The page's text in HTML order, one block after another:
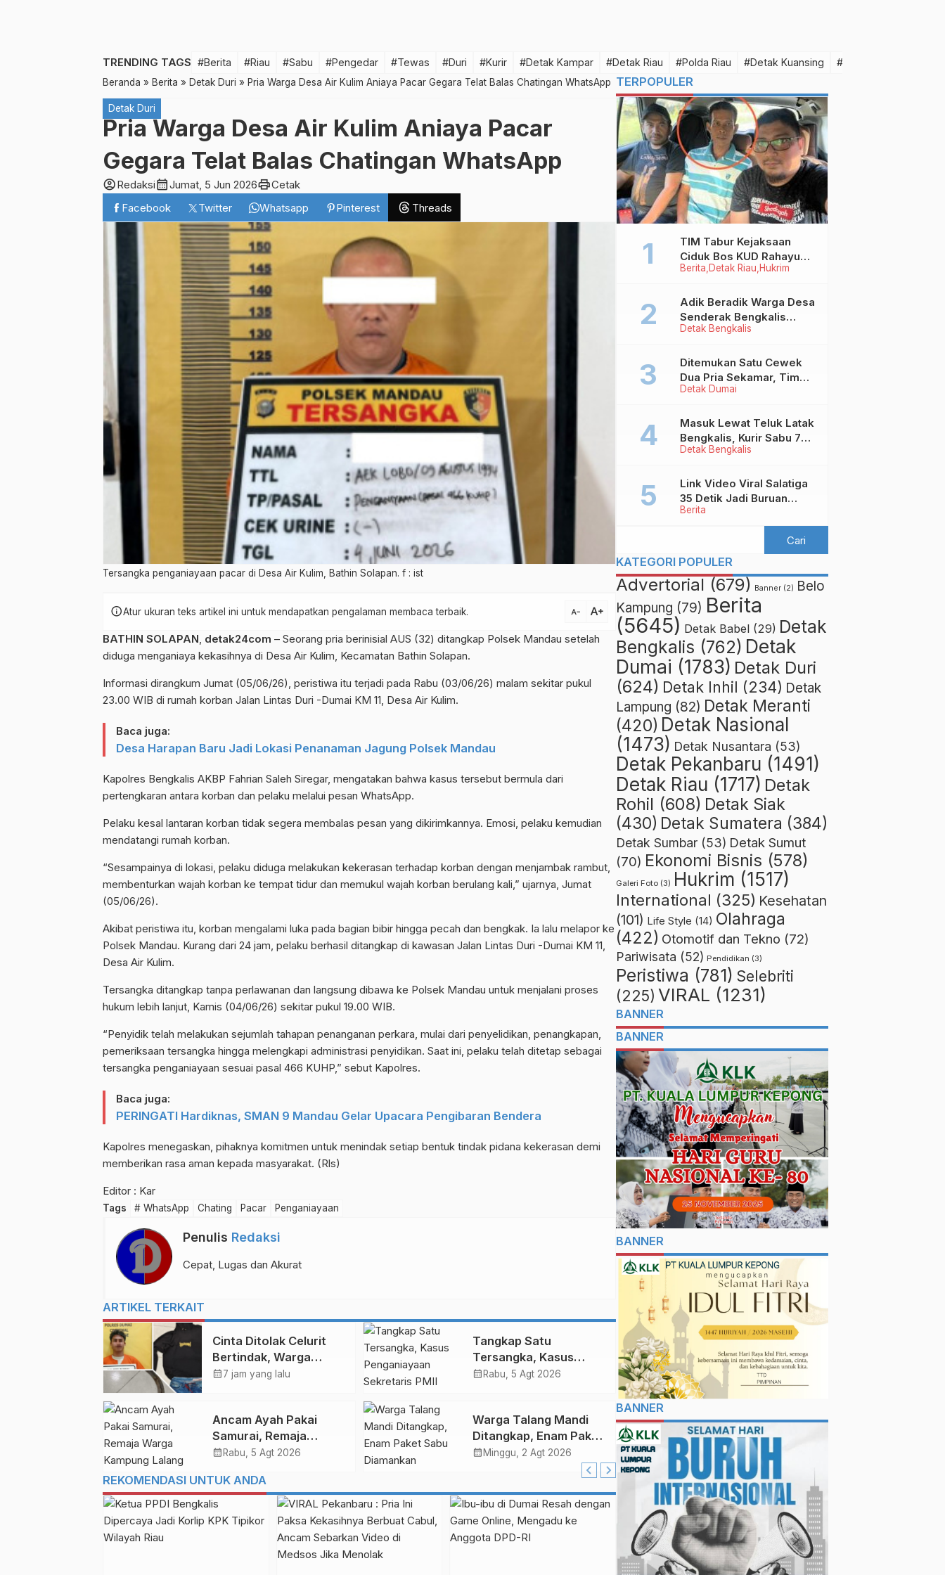
TRENDING TAGS #Berita #Riau #Sabu #Pengedar #Tewas #Duri #Kurir #Detak Kampar #Detak Riau #Polda Riau #Detak Kuansing #Detak Pelalawan
Beranda » Berita » Detak Duri » Pria Warga Desa Air Kulim Aniaya Pacar Gegara Telat Balas Chatingan WhatsApp
Detak Duri
Pria Warga Desa Air Kulim Aniaya Pacar
Gegara Telat Balas Chatingan WhatsApp
account_circleRedaksicalendar_monthJumat, 5 Jun 2026printCetak
Facebook
Twitter Whatsapp Pinterest Threads
Tersangka penganiayaan pacar di Desa Air Kulim, Bathin Solapan. f : ist
infoAtur ukuran teks artikel ini untuk mendapatkan pengalaman membaca terbaik. text_decrease text_increase
BATHIN SOLAPAN, detak24com – Seorang pria berinisial AUS (32) ditangkap Polsek Mandau setelah
diduga menganiaya kekasihnya di Desa Air Kulim, Kecamatan Bathin Solapan.
Informasi dirangkum Jumat (05/06/26), peristiwa itu terjadi pada Rabu (03/06/26) malam sekitar pukul
23.00 WIB di rumah korban Jalan Lintas Duri -Dumai KM 11, Desa Air Kulim.
Baca juga:
Desa Harapan Baru Jadi Lokasi Penanaman Jagung Polsek Mandau
Kapolres Bengkalis AKBP Fahrian Saleh Siregar, mengatakan bahwa kasus tersebut bermula dari
pertengkaran antara korban dan pelaku melalui pesan WhatsApp.
Pelaku kesal lantaran korban tidak segera membalas pesan yang dikirimkannya. Emosi, pelaku kemudian
mendatangi rumah korban.
“Sesampainya di lokasi, pelaku diduga melakukan kekerasan terhadap korban dengan menjambak rambut,
membenturkan wajah korban ke tempat tidur dan memukul wajah korban berulang kali,” ujarnya, Jumat
(05/06/26).
Akibat peristiwa itu, korban mengalami luka pada bagian bibir hingga pecah dan bengkak. Ia lalu melapor ke
Polsek Mandau. Kurang dari 24 jam, pelaku berhasil ditangkap di kawasan Jalan Lintas Duri -Dumai KM 11,
Desa Air Kulim.
Tersangka ditangkap tanpa perlawanan dan langsung dibawa ke Polsek Mandau untuk menjalani proses
hukum lebih lanjut, Kamis (04/06/26) sekitar pukul 19.00 WIB.
“Penyidik telah melakukan sejumlah tahapan penanganan perkara, mulai dari penyelidikan, penangkapan,
pemeriksaan tersangka hingga melengkapi administrasi penyidikan. Saat ini, pelaku telah ditetap sebagai
tersangka penganiayaan sesuai pasal 466 KUHP,” sebut Kapolres.
Baca juga:
PERINGATI Hardiknas, SMAN 9 Mandau Gelar Upacara Pengibaran Bendera
Kapolres menegaskan, pihaknya komitmen untuk menindak setiap bentuk tindak pidana kekerasan demi
memberikan rasa aman kepada masyarakat. (Rls)
Editor : Kar
Tags # WhatsApp Chating Pacar Penganiayaan
Penulis Redaksi
Cepat, Lugas dan Akurat
ARTIKEL TERKAIT
Cinta Ditolak Celurit
Bertindak, Warga
Simpang Pulai Dumai
calendar_month7 jam yang lalu
Tangkap Satu
Tersangka, Kasus
Penganiayaan
calendar_month Rabu, 5 Agt 2026
Ancam Ayah Pakai
Samurai, Remaja
Warga Kampung
Polisi
calendar_month Rabu, 5 Agt 2026
Warga Talang Mandi
Ditangkap, Enam Paket
Sabu Diamankan
calendar_month Minggu, 2 Agt 2026
REKOMENDASI UNTUK ANDA
TERPOPULER
Berita Detak Riau Hukrim
TIM Tabur Kejaksaan
Ciduk Bos KUD Rahayu
Makmur Inhu di Kalbar,
Rp2,8 M
Detak Bengkalis
Adik Beradik Warga Desa
Senderak Bengkalis
‘Ditendang’ ke Malaysia,
Detak Dumai
Ditemukan Satu Cewek
Dua Pria Sekamar, Tim
Yustisi Dumai Garuk
Mesum
Detak Bengkalis
Masuk Lewat Teluk Latak
Bengkalis, Kurir Sabu 7
Kilo Diringkus di
Berita
Link Video Viral Salatiga
35 Detik Jadi Buruan
Netizen
KATEGORI POPULER
Advertorial (679) Banner (2) Belo
Kampung (79) Berita
(5645) Detak Babel (29) Detak
Bengkalis (762) Detak
Dumai (1783) Detak Duri
(624) Detak Inhil (234) Detak
Lampung (82) Detak Meranti
(420) Detak Nasional
(1473) Detak Nusantara (53)
Detak Pekanbaru (1491)
Detak Riau (1717) Detak
Rohil (608) Detak Siak
(430) Detak Sumatera (384)
Detak Sumbar (53) Detak Sumut
(70) Ekonomi Bisnis (578)
Galeri Foto (3) Hukrim (1517)
International (325) Kesehatan
(101) Life Style (14) Olahraga
(422) Otomotif dan Tekno (72)
Pariwisata (52) Pendidikan (3)
Peristiwa (781) Selebriti
(225) VIRAL (1231)
BANNER
BANNER
BANNER
BANNER